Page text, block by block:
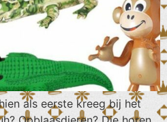
als eerste kreeg bij het